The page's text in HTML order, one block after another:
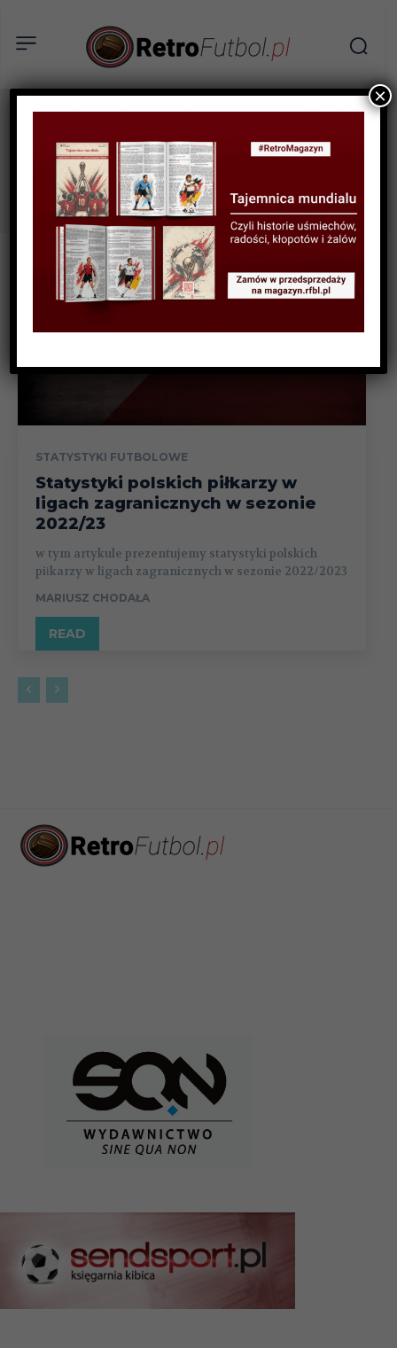
Tag: kazachstan
STATYSTYKI FUTBOLOWE
Statystyki polskich piłkarzy w
ligach zagranicznych w sezonie
2022/23
w tym artykule prezentujemy statystyki polskich
piłkarzy w ligach zagranicznych w sezonie 2022/2023
MARIUSZ CHODAŁA
READ
×